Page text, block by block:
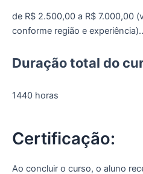
de R$ 2.500,00 a R$ 7.000,00
conforme região e experiência)..
Duração total do
1440 horas
Certificação:
Ao concluir o curso, o aluno